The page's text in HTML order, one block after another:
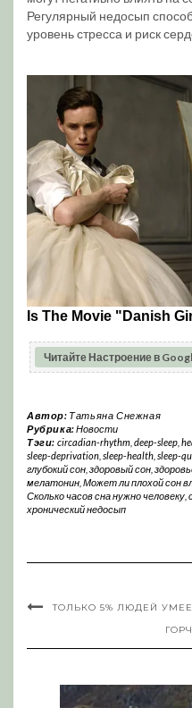
Регулярный недосып
уровень стресса и риск
Читайте Настроение в
Автор: Татьяна Снежная
Рубрика:Новости
Тэги: circadian-rhythm deep-sleep,
sleep-deprivation sleep-health sleep-
глубокий сон здоровый сон
мелатонин Может ли плохой сон
Сколько часов сна нужно человеку
хронический недосып
ТОЛЬКО 5% ЛЮДЕЙ